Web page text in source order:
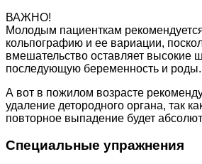
ВАЖНО!
Молодым пациенткам
кольпографию и ее вариации,
вмешательство оставляет высокие
последующую беременность и роды.
А вот в пожилом возрасте
удаление детородного органа, так
повторное выпадение будет
Специальные упражнения